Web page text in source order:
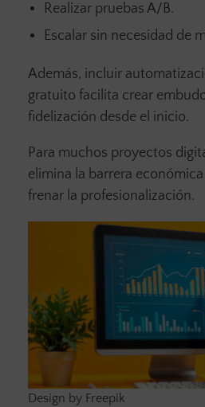
Realizar pruebas A/B.
Escalar sin necesidad de
Además, incluir
gratuito facilita crear
fidelización desde el inicio.
Para muchos proyectos
elimina la barrera
frenar la profesionalización.
Design by Freepik